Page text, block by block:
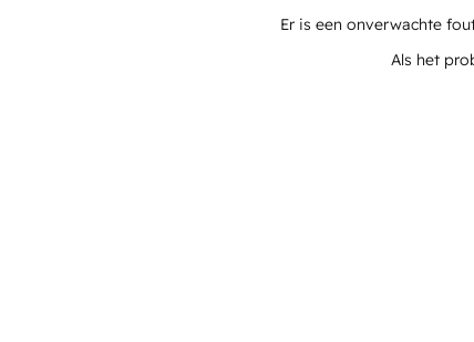
Er is een onverwachte
Als het